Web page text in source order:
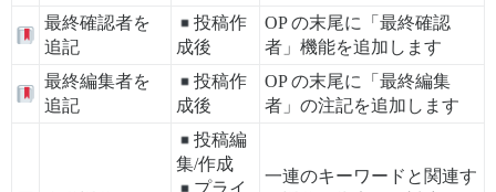
最終確認者を
追記
投稿作
成後
OP の末尾に「最終確認
者」機能を追加します
最終編集者を
追記
投稿作
成後
OP の末尾に「最終編集
者」の注記を追加します
投稿編
集/作成
一連のキーワードと関連す